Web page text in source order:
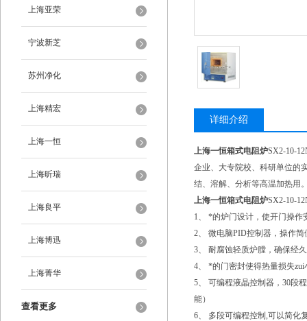
上海亚荣
宁波新芝
苏州净化
上海精宏
上海一恒
上海昕瑞
上海良平
上海博迅
上海菁华
查看更多
详细介绍
上海一恒箱式电阻炉SX2-10-
企业、大专院校、科研单位的
结、溶解、分析等高温加热用
上海一恒箱式电阻炉SX2-10-
1、 *的炉门设计，使开门操
2、 微电脑PID控制器，操作
3、 耐腐蚀轻质炉膛，确保经
4、 *的门密封使得热量损失
5、 可编程液晶控制器，30段
能）
6、 多段可编程控制,可以简化